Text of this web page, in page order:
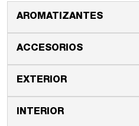
AROMATIZANTES
ACCESORIOS
EXTERIOR
INTERIOR